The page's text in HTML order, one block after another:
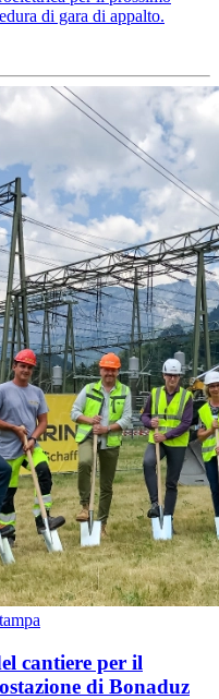
di gara di appalto.
cantiere per il
di Bonaduz